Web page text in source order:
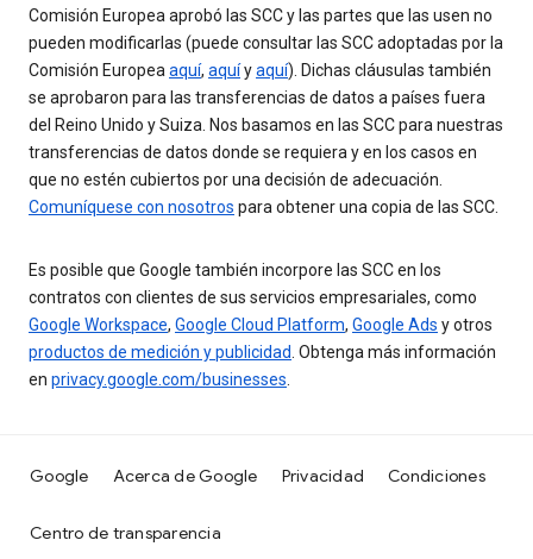
Comisión Europea aprobó las SCC y las partes que las usen no
pueden modificarlas (puede consultar las SCC adoptadas por la
Comisión Europeaaquí, aquíyaquí). Dichas cláusulas también
se aprobaron para las transferencias de datos a países fuera
del Reino Unido y Suiza. Nos basamos en las SCC para nuestras
transferencias de datos donde se requiera y en los casos en
que no estén cubiertos por una decisión de adecuación.
Comuníquese con nosotros para obtener una copia de las SCC.
Es posible que Google también incorpore las SCC en los
contratos con clientes de sus servicios empresariales, como
Google Workspace, Google Cloud Platform, Google Ads y otros
productos de medición y publicidad. Obtenga más información
en privacy.google.com/businesses.
Google Acerca de Google Privacidad Condiciones
Centro de transparencia